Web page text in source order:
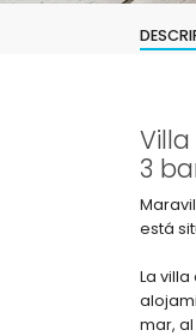
3
está
La
mar,